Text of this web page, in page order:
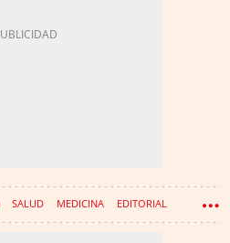
SALUD MEDICINA EDITORIAL